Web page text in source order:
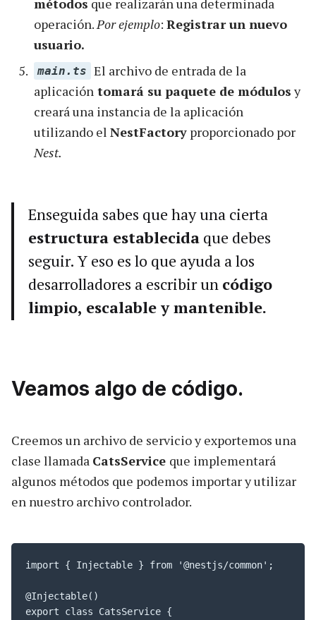
operación. Por ejemplo: Registrar un nuevo
usuario.
main.ts El archivo de entrada de la
aplicación tomará su paquete de módulos y
creará una instancia de la aplicación
utilizando el NestFactory proporcionado por
Nest.
Enseguida sabes que hay una cierta
estructura establecida que debes
seguir. Y eso es lo que ayuda a los
desarrolladores a escribir un código
limpio, escalable y mantenible.
Veamos algo de código.
Creemos un archivo de servicio y exportemos una
clase llamada CatsService que implementará
algunos métodos que podemos importar y utilizar
en nuestro archivo controlador.
import { Injectable } from '@nestjs/common';
@Injectable()
export class CatsService {